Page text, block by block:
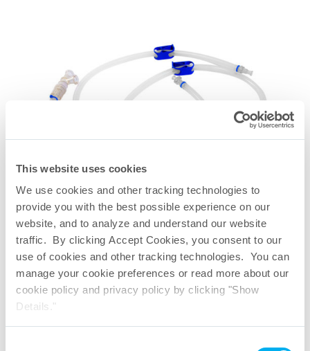
This website uses cookies
We use cookies and other tracking technologies to
provide you with the best possible experience on our
website, and to analyze and understand our website
traffic. By clicking Accept Cookies, you consent to our
use of cookies and other tracking technologies. You can
manage your cookie preferences or read more about our
cookie policy and privacy policy by clicking "Show
Details."
Folleto de BioFlex®